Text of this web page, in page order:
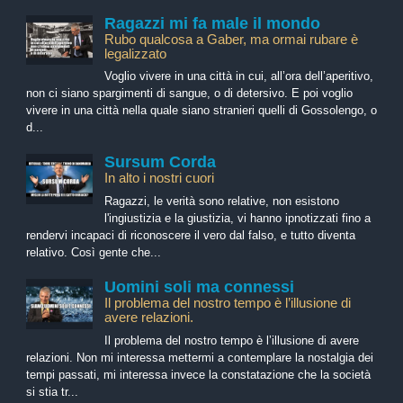
Ragazzi mi fa male il mondo
Rubo qualcosa a Gaber, ma ormai rubare è
legalizzato
Voglio vivere in una città in cui, all’ora dell’aperitivo,
non ci siano spargimenti di sangue, o di detersivo. E poi voglio
vivere in una città nella quale siano stranieri quelli di Gossolengo, o
d...
Sursum Corda
In alto i nostri cuori
Ragazzi, le verità sono relative, non esistono
l'ingiustizia e la giustizia, vi hanno ipnotizzati fino a
rendervi incapaci di riconoscere il vero dal falso, e tutto diventa
relativo. Così gente che...
Uomini soli ma connessi
Il problema del nostro tempo è l’illusione di
avere relazioni.
Il problema del nostro tempo è l’illusione di avere
relazioni. Non mi interessa mettermi a contemplare la nostalgia dei
tempi passati, mi interessa invece la constatazione che la società
si stia tr...